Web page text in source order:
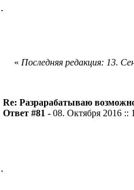
.
« Последняя редакция: 13.
Re: Разрарабатываю
Ответ #81 - 08. Октября 2016 ::
.